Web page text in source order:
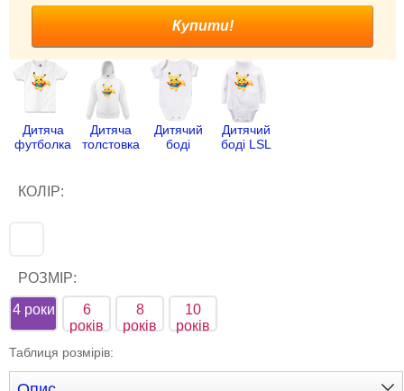
Дитяча
футболка
Дитяча
толстовка
Дитячий
боді
Дитячий
боді LSL
КОЛІР:
РОЗМІР:
4 роки
6
років
8
років
10
років
Таблиця розмірів: